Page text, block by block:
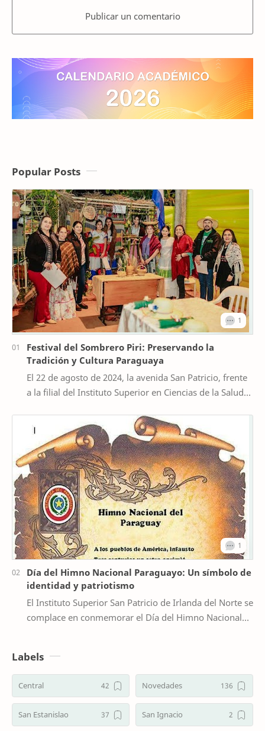
Publicar un comentario
Popular Posts
Festival del Sombrero Piri: Preservando la
Tradición y Cultura Paraguaya
El 22 de agosto de 2024, la avenida San Patricio, frente
a la filial del Instituto Superior en Ciencias de la Salud
Día del Himno Nacional Paraguayo: Un símbolo de
identidad y patriotismo
El Instituto Superior San Patricio de Irlanda del Norte se
complace en conmemorar el Día del Himno Nacional
Labels
Central Novedades
San Estanislao San Ignacio